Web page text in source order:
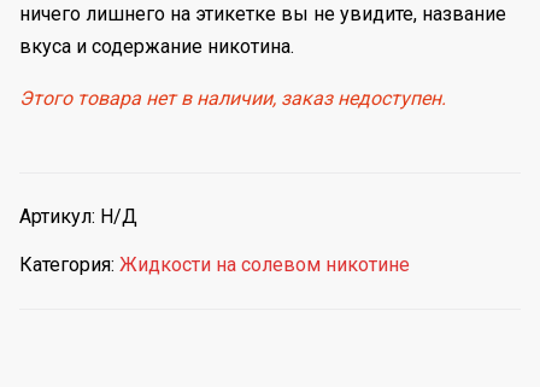
ничего лишнего на этикетке вы не увидите, название
вкуса и содержание никотина.
Этого товара нет в наличии, заказ недоступен.
Артикул: Н/Д
Категория: Жидкости на солевом никотине